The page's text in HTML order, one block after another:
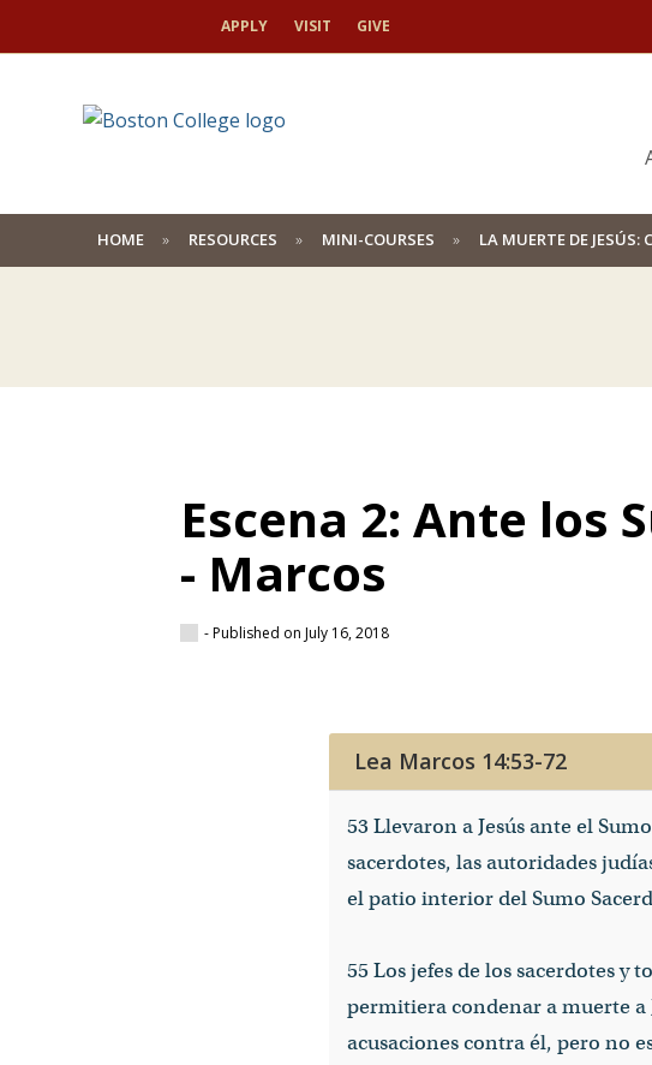
APPLY VISIT GIVE
HOME RESOURCES MINI-COURSES LA MUERTE DE
Escena 2: Ante los
- Marcos
- Published on July 16, 2018
Lea Marcos 14:53-72
53 Llevaron a Jesús ante el
sacerdotes, las autoridades
el patio interior del Sumo
55 Los jefes de los sacerdotes y
permitiera condenar a muerte a
acusaciones contra él, pero no